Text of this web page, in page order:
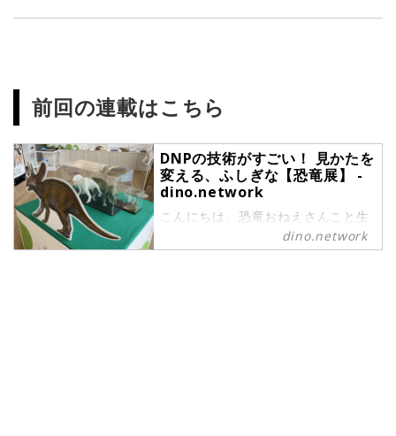
前回の連載はこちら
DNPの技術がすごい！ 見かたを
変える、ふしぎな【恐竜展】 -
dino.network
こんにちは、恐竜おねえさんこと生
田晴香です。都内大学が多いランキ
ング上位の「市ヶ谷」で恐竜イベン
dino.network